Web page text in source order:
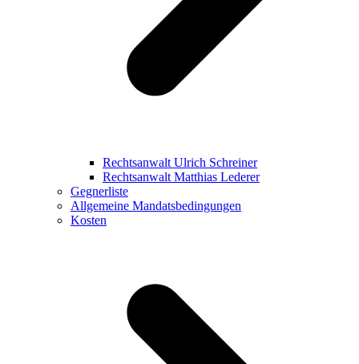
Rechtsanwalt Ulrich Schreiner
Rechtsanwalt Matthias Lederer
Gegnerliste
Allgemeine Mandatsbedingungen
Kosten